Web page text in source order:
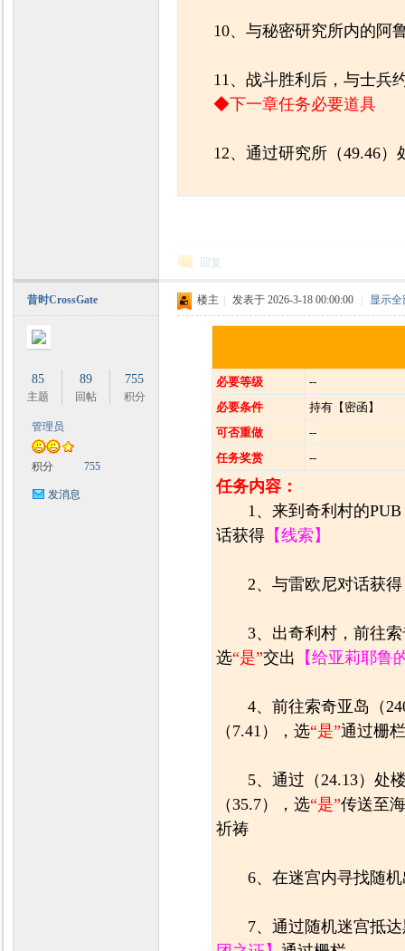
10、与秘密研究所内的阿
11、战斗胜利后，与士兵
◆下一章任务必要道具
12、通过研究所（49.46
回复
昔时CrossGate
85
主题
89
回帖
755
积分
管理员
积分 755
发消息
楼主 发表于 2026-3-18 00:00:00 显示
必要等级
--
必要条件
持有【密函】
可否重做
--
任务奖赏
--
任务内容：
1、来到奇利村的
话获得 【线索】
2、与雷欧尼对话获得
3、出奇利村，前往
选“是”交出 【给亚莉耶鲁
4、前往索奇亚岛（
（7.41），选“是”通过栅栏
5、通过（24.13）处
（35.7），选“是”传送至
祈祷
6、在迷宫内寻找随
7、通过随机迷宫抵